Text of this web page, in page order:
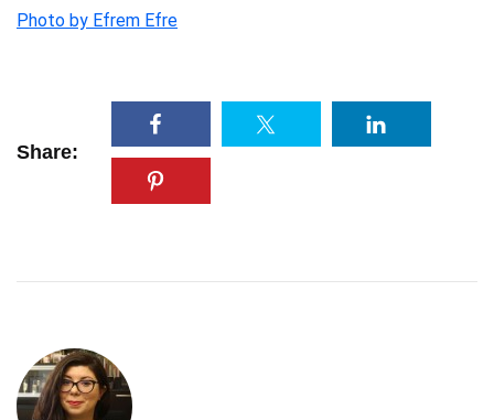
Photo by Efrem Efre
Share: